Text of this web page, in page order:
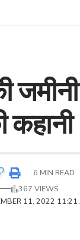
11, 2022 11:21
367 VIEWS
6 MIN READ